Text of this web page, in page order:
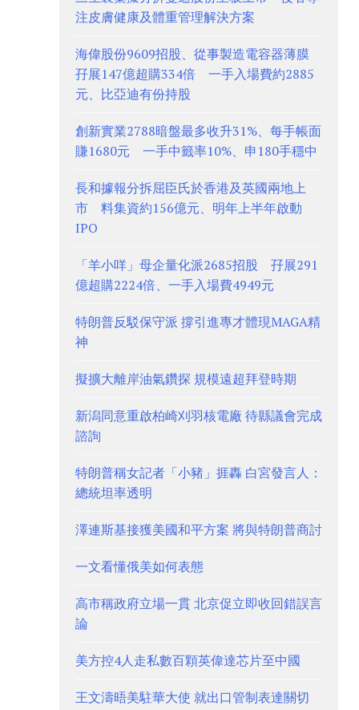
注皮膚健康及體重管理解決方案
海偉股份9609招股、從事製造電容器薄膜
孖展147億超購334倍 一手入場費約2885
元、比亞迪有份持股
創新實業2788暗盤最多收升31%、每手帳面
賺1680元 一手中籤率10%、申180手穩中
長和據報分拆屈臣氏於香港及英國兩地上
市 料集資約156億元、明年上半年啟動
IPO
「羊小咩」母企量化派2685招股 孖展291
億超購2224倍、一手入場費4949元
特朗普反駁保守派 撐引進專才體現MAGA精
神
擬擴大離岸油氣鑽探 規模遠超拜登時期
新潟同意重啟柏崎刈羽核電廠 待縣議會完成
諮詢
特朗普稱女記者「小豬」捱轟 白宮發言人：
總統坦率透明
澤連斯基接獲美國和平方案 將與特朗普商討
一文看懂俄美如何表態
高市稱政府立場一貫 北京促立即收回錯誤言
論
美方控4人走私數百顆英偉達芯片至中國
王文濤晤美駐華大使 就出口管制表達關切